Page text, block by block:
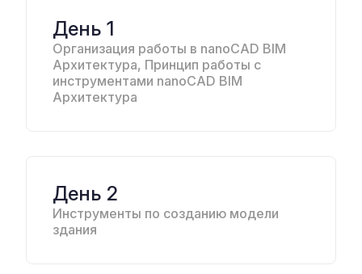
День 1
Организация работы в nanoCAD BIM
Архитектура, Принцип работы с
инструментами nanoCAD BIM
Архитектура
День 2
Инструменты по созданию модели
здания